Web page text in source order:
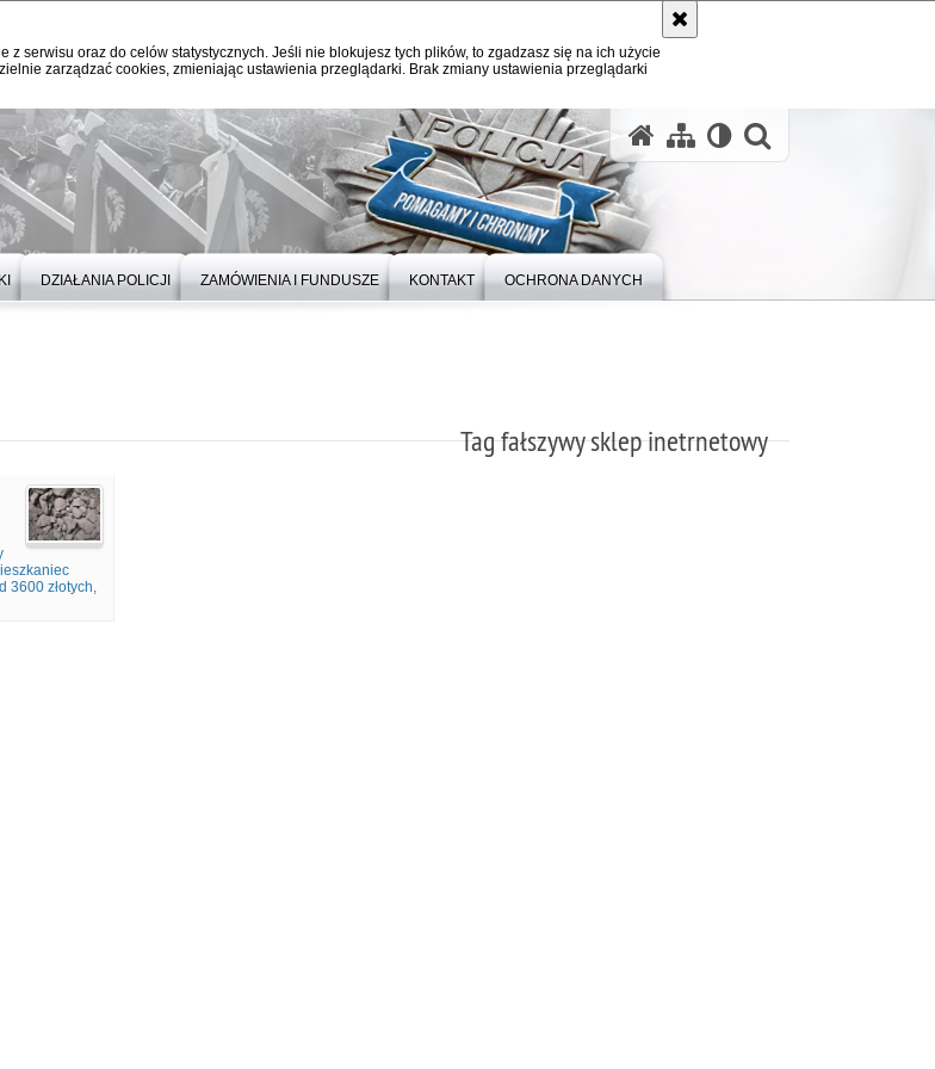
z serwisu oraz do celów statystycznych. Jeśli nie blokujesz tych plików, to zgadzasz się na ich użycie
zarządzać cookies, zmieniając ustawienia przeglądarki. Brak zmiany ustawienia przeglądarki
DZIAŁANIA POLICJI ZAMÓWIENIA I FUNDUSZE KONTAKT OCHRONA DANYCH
Tag fałszywy sklep inetrnetowy
3600 złotych,